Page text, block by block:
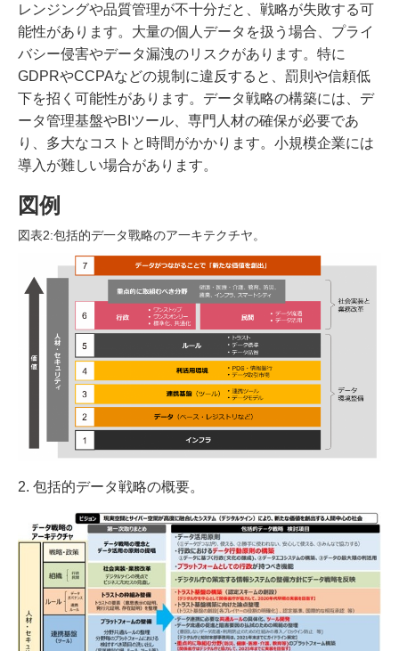
レンジングや品質管理が不十分だと、戦略が失敗する可
能性があります。大量の個人データを扱う場合、プライ
バシー侵害やデータ漏洩のリスクがあります。特に
GDPRやCCPAなどの規制に違反すると、罰則や信頼低
下を招く可能性があります。データ戦略の構築には、デ
ータ管理基盤やBIツール、専門人材の確保が必要であ
り、多大なコストと時間がかかります。小規模企業には
導入が難しい場合があります。
図例
図表2:包括的デ一タ戰略のア一キテクチヤ。
2. 包括的データ戦略の概要。